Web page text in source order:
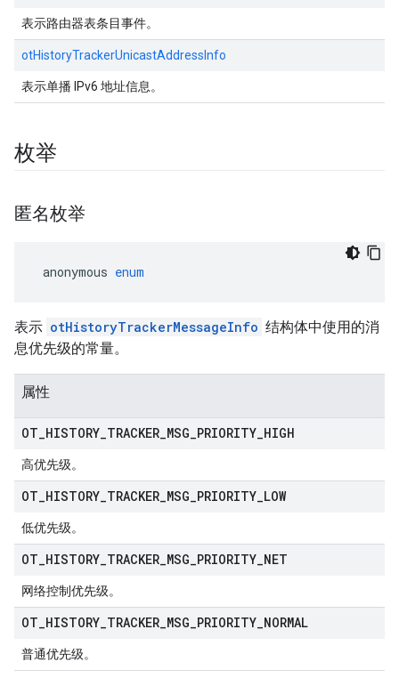
表示路由器表条目事件。
otHistoryTrackerUnicastAddressInfo
表示单播 IPv6 地址信息。
枚举
匿名枚举
anonymous enum
表示 otHistoryTrackerMessageInfo 结构体中使用的消
息优先级的常量。
属性
OT HISTORY TRACKER MSG PRIORITY HIGH
高优先级。
OT HISTORY TRACKER MSG PRIORITY LOW
低优先级。
OT HISTORY TRACKER MSG PRIORITY NET
网络控制优先级。
OT HISTORY TRACKER MSG PRIORITY NORMAL
普通优先级。